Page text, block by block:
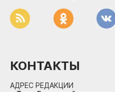
КОНТАКТЫ
АДРЕС РЕДАКЦИИ